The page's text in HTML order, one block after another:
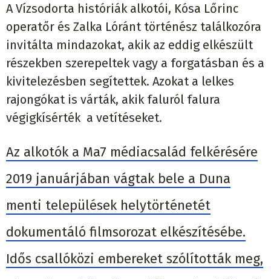
A Vízsodorta históriák alkotói, Kósa Lőrinc
operatőr és Zalka Lóránt történész találkozóra
invitálta mindazokat, akik az eddig elkészült
részekben szerepeltek vagy a forgatásban és a
kivitelezésben segítettek. Azokat a lelkes
rajongókat is várták, akik faluról falura
végigkísérték a vetítéseket.
Az alkotók a Ma7 médiacsalád felkérésére
2019 januárjában vágtak bele a Duna
menti települések helytörténetét
dokumentáló filmsorozat elkészítésébe.
Idős csallóközi embereket szólították meg,